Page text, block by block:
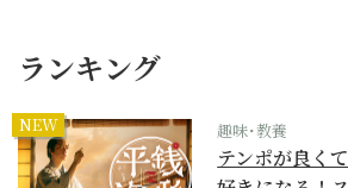
ランキング
NEW 趣味･教養
テンポが良く